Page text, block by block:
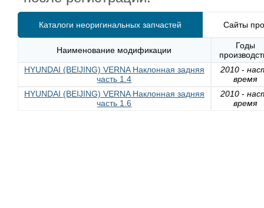
Каталоги неоригинальных запчастей Сайты
Наименование модификации
Годы
HYUNDAI (BEIJING) VERNA Наклонная задняя
часть 1.4
2010 -
время
HYUNDAI (BEIJING) VERNA Наклонная задняя
часть 1.6
2010 -
время